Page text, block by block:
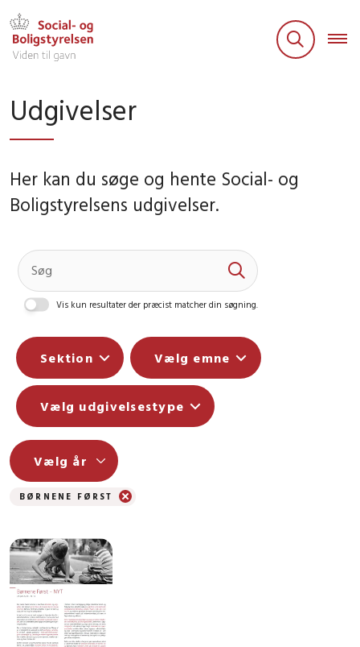
Udgivelser
Her kan du søge og hente Social- og
Boligstyrelsens udgivelser.
Vis kun resultater der præcist matcher din søgning.
Sektion Vælg emne
Vælg udgivelsestype
BØRNENE FØRST